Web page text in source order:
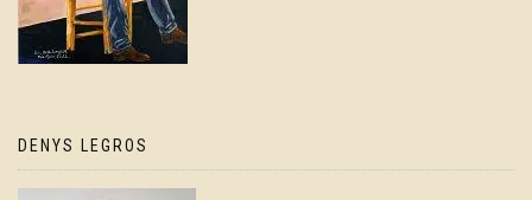
DENYS LEGROS